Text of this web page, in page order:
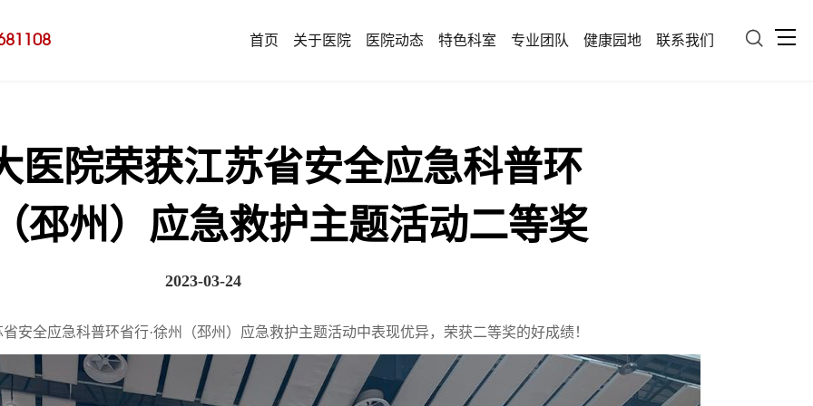

首页 关于医院 医院动态 特色科室 专业团队 健康园地 联系我们
医院荣获江苏省安全应急科普环
邳州）应急救护主题活动二等奖
2023-03-24
安全应急科普环省行·徐州（邳州）应急救护主题活动中表现优异，荣获二等奖的好成绩！